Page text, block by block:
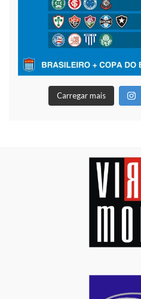
Carregar mais